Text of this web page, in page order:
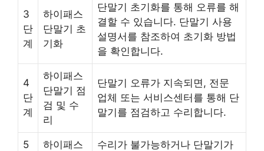
3
단
계
하이패스
단말기 초
기화
단말기 초기화를 통해 오류를 해
결할 수 있습니다. 단말기 사용
설명서를 참조하여 초기화 방법
을 확인합니다.
4
단
계
하이패스
단말기 점
검 및 수
리
단말기 오류가 지속되면, 전문
업체 또는 서비스센터를 통해 단
말기를 점검하고 수리합니다.
5
하이패스
수리가 불가능하거나 단말기가